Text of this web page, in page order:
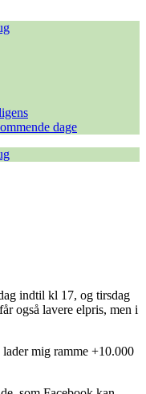
dage
indtil kl 17, og tirsdag
også lavere elpris, men i
lader mig ramme +10.000